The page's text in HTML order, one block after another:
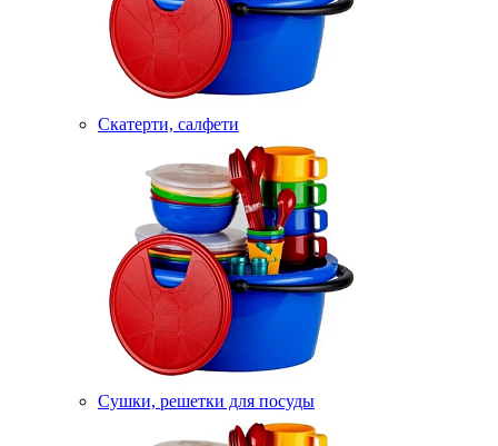
Скатерти, салфети
Сушки, решетки для посуды